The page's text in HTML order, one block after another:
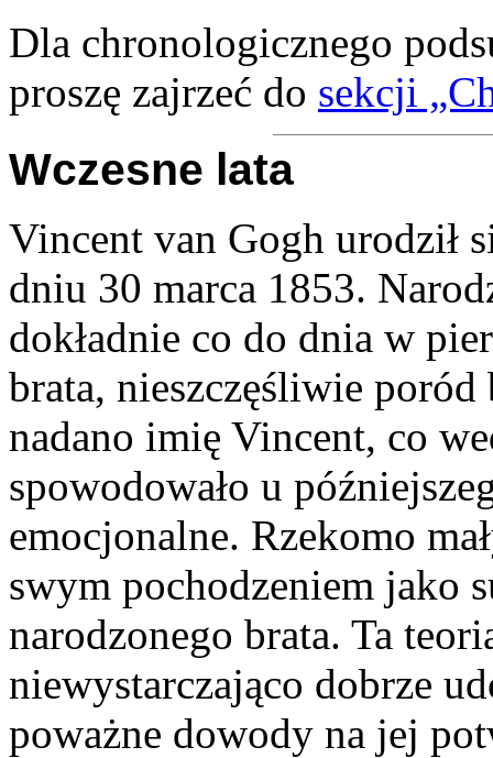
Dla chronologicznego
proszę zajrzeć do sekcji
Wczesne lata
Vincent van Gogh urodził
dniu 30 marca 1853.
dokładnie co do dnia w
brata, nieszczęśliwie poród
nadano imię Vincent, co
spowodowało u
emocjonalne. Rzekomo
swym pochodzeniem jako
narodzonego brata. Ta
niewystarczająco dobrze
poważne dowody na jej